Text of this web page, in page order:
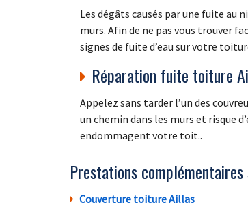
Les dégâts causés par une fuite au
murs. Afin de ne pas vous trouver
signes de fuite d’eau sur votre
Réparation fuite toiture
Appelez sans tarder l’un des
un chemin dans les murs et risque
endommagent votre toit..
Prestations
Couverture toiture Aillas